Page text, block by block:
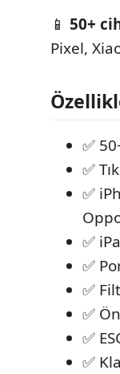
📱 50+
Pixel,
✅
✅
✅
✅
✅
✅
✅
✅
✅